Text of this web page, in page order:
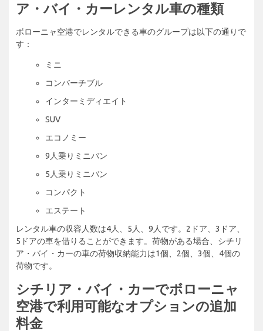
ア・バイ・カーレンタル車の種類
ボローニャ空港でレンタルできる車のグループは以下の通りで
す：
ミニ
コンバーチブル
インターミディエイト
SUV
エコノミー
9人乗りミニバン
5人乗りミニバン
コンパクト
エステート
レンタル車の収容人数は4人、5人、9人です。2ドア、3ドア、
5ドアの車を借りることができます。荷物がある場合、シチリ
ア・バイ・カーの車の荷物収納能力は1個、2個、3個、4個の
荷物です。
シチリア・バイ・カーでボローニャ
空港で利用可能なオプションの追加
料金